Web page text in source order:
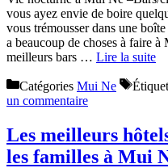
vous ayez envie de boire
vous trémousser dans une
a beaucoup de choses à faire
meilleurs bars … Lire la suite
Catégories Mui Ne
un commentaire
Les meilleurs
les familles à Mui